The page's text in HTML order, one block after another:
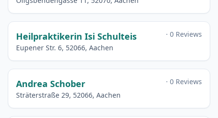
Heilpraktikerin Isi Schulteis
Eupener Str. 6, 52066, Aachen
· 0 Reviews
Andrea Schober
Sträterstraße 29, 52066, Aachen
· 0 Reviews